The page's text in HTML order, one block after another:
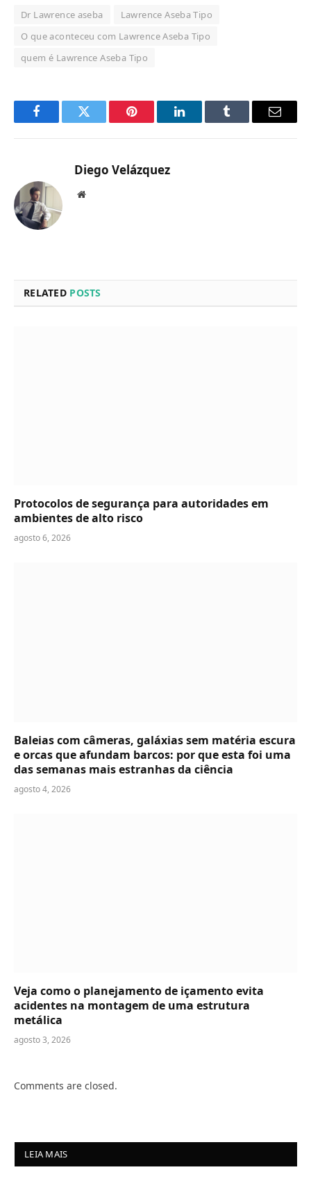
Dr Lawrence aseba
Lawrence Aseba Tipo
O que aconteceu com Lawrence Aseba Tipo
quem é Lawrence Aseba Tipo
FacebookTwitter Pinterest LinkedInTumblr Email
Diego Velázquez
Website
RELATED POSTS
Protocolos de segurança para autoridades em
ambientes de alto risco
agosto 6, 2026
Baleias com câmeras, galáxias sem matéria escura
e orcas que afundam barcos: por que esta foi uma
das semanas mais estranhas da ciência
agosto 4, 2026
Veja como o planejamento de içamento evita
acidentes na montagem de uma estrutura
metálica
agosto 3, 2026
Comments are closed.
LEIA MAIS